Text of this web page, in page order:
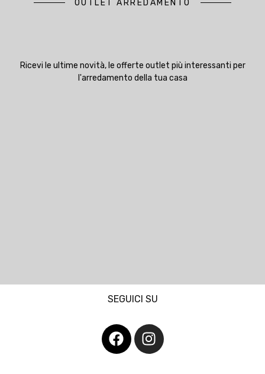
OUTLET ARREDAMENTO
Ricevi le ultime novità, le offerte outlet più interessanti per
l'arredamento della tua casa
SEGUICI SU